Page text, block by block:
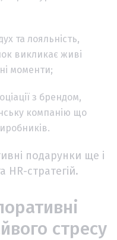
та лояльність,
викликає живі
моменти;
з брендом,
компанію що
подарунки ще і
HR-стратегій.
стресу